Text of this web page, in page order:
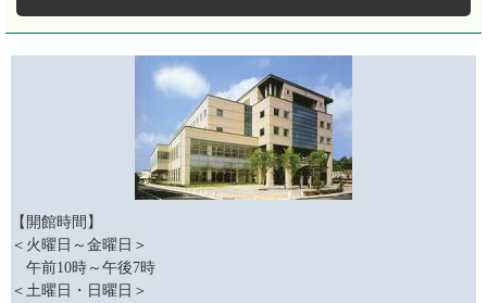
【開館時間】
＜火曜日～金曜日＞
午前10時～午後7時
＜土曜日・日曜日＞